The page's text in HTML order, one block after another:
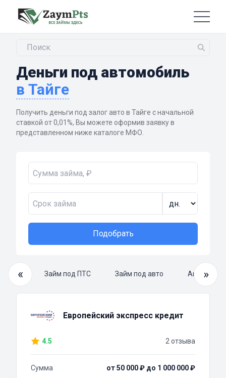
Деньги под автомобиль
в Тайге
Получить деньги под залог авто в Тайге с начальной
ставкой от 0,01%, Вы можете оформив заявку в
представленном ниже каталоге МФО.
Подобрать
«
займ Займ под ПТС Займ под авто »
Европейский экспресс кредит
4.5 2 отзыва
Сумма
от 50 000 ₽ до 1 000 000 ₽